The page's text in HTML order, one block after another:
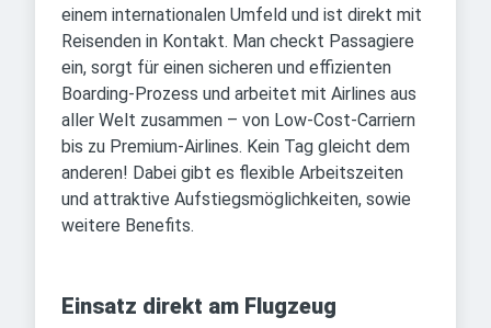
einem internationalen Umfeld und ist direkt mit
Reisenden in Kontakt. Man checkt Passagiere
ein, sorgt für einen sicheren und effizienten
Boarding-Prozess und arbeitet mit Airlines aus
aller Welt zusammen – von Low-Cost-Carriern
bis zu Premium-Airlines. Kein Tag gleicht dem
anderen! Dabei gibt es flexible Arbeitszeiten
und attraktive Aufstiegsmöglichkeiten, sowie
weitere Benefits.
Einsatz direkt am Flugzeug